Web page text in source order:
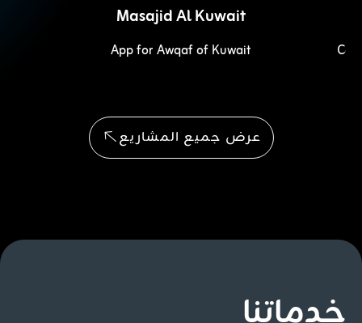
Masajid Al Kuwait
App for Awqaf of Kuwait
عرض جميع المشاريع